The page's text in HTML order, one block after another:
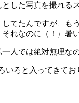
した写真を撮れる
てたんですが、
れなのに（！）暑
人では絶対無理な
ろと入ってきて